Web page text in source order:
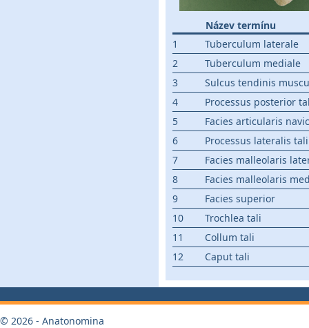
Název termínu
1
Tuberculum laterale
2
Tuberculum mediale
3
Sulcus tendinis
4
Processus posterior
5
Facies articularis
6
Processus lateralis tali
7
Facies malleolaris
8
Facies malleolaris
9
Facies superior
10
Trochlea tali
11
Collum tali
12
Caput tali
© 2026 - Anatonomina